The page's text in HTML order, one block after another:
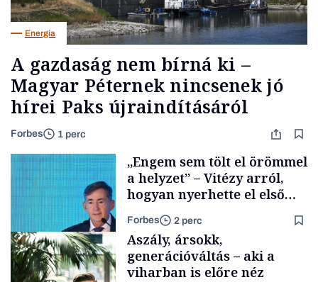
Energia
A gazdaság nem bírná ki –
Magyar Péternek nincsenek jó
hírei Paks újraindításáról
Forbes 1 perc
„Engem sem tölt el örömmel
a helyzet” – Vitézy arról,
hogyan nyerhette el első
tenderét Mészárosék cége a
Tisza-kormány alatt
Forbes 2 perc
Aszály, ársokk,
generációváltás – aki a
viharban is előre néz